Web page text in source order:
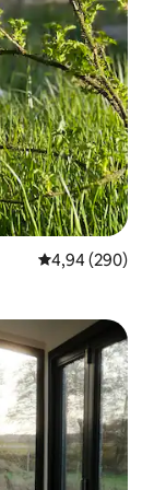
Évaluation
4,94 (290)